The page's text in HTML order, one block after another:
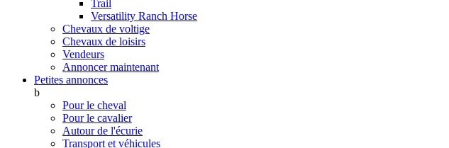
Trail
Versatility Ranch Horse
Chevaux de voltige
Chevaux de loisirs
Vendeurs
Annoncer maintenant
Petites annonces
b
Pour le cheval
Pour le cavalier
Autour de l'écurie
Transport et véhicules